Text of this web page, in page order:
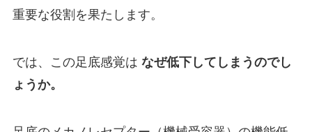
重要な役割を果たします。
では、この足底感覚は なぜ低下してしまうのでし
ょうか。